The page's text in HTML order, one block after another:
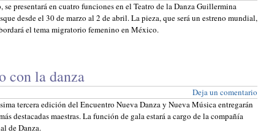
presentará en cuatro funciones en el Teatro de la Danza Guillermina
desde el 30 de marzo al 2 de abril. La pieza, que será un estreno mundial,
el tema migratorio femenino en México.
con la danza
Deja un comentario
tercera edición del Encuentro Nueva Danza y Nueva Música entregarán
destacadas maestras. La función de gala estará a cargo de la compañía
de Danza.